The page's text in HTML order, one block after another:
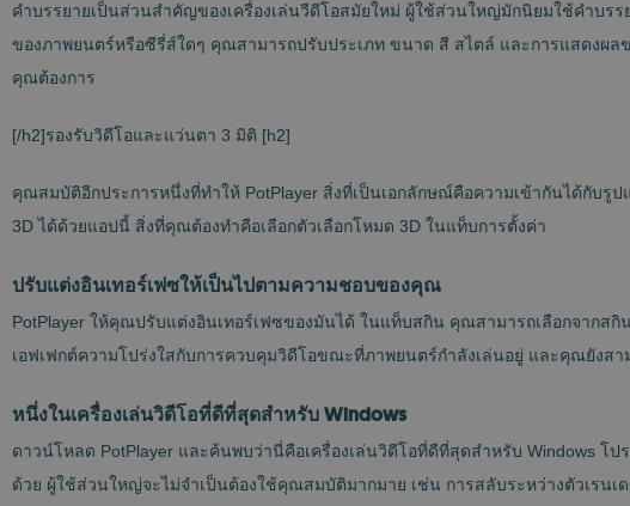
คำบรรยายเป็นส่วนสำคัญของเครื่องเล่นวีดีโอสมัยใหม่ ผู้ใช้ส่วนใหญ่มักนิยมใช้คำบร
ของภาพยนตร์หรือซีรี่ส์ใดๆ คุณสามารถปรับประเภท ขนาด สี สไตล์ และการแสดงผ
คุณต้องการ
[/h2]รองรับวิดีโอและแว่นตา 3 มิติ [h2]
คุณสมบัติอีกประการหนึ่งที่ทำให้ PotPlayer สิ่งที่เป็นเอกลักษณ์คือความเข้ากันได้กับ
3D ได้ด้วยแอปนี้ สิ่งที่คุณต้องทำคือเลือกตัวเลือกโหมด 3D ในแท็บการตั้งค่า
ปรับแต่งอินเทอร์เฟซให้เป็นไปตามความชอบของคุณ
PotPlayer ให้คุณปรับแต่งอินเทอร์เฟซของมันได้ ในแท็บสกิน คุณสามารถเลือกจากส
เอฟเฟกต์ความโปร่งใสกับการควบคุมวิดีโอขณะที่ภาพยนตร์กำลังเล่นอยู่ และคุณยัง
หนึ่งในเครื่องเล่นวิดีโอที่ดีที่สุดสำหรับ Windows
ดาวน์โหลด PotPlayer และค้นพบว่านี่คือเครื่องเล่นวิดีโอที่ดีที่สุดสำหรับ Windows
ด้วย ผู้ใช้ส่วนใหญ่จะไม่จำเป็นต้องใช้คุณสมบัติมากมาย เช่น การสลับระหว่างตัวเรน